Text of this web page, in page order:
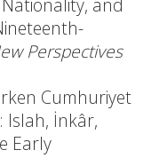
Nationality, and
Perspectives
Cumhuriyet
Islah, İnkâr,
Early